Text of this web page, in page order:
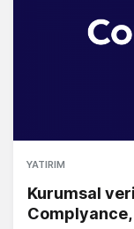
YATIRIM
Kurumsal
Complyance,